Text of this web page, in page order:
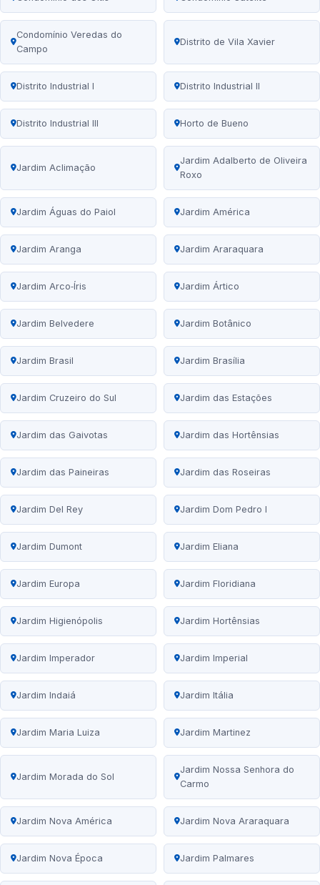
Condomínio Veredas do
Campo
Distrito de Vila Xavier
Distrito Industrial I Distrito Industrial II
Distrito Industrial III Horto de Bueno
Jardim Aclimação
Jardim Adalberto de Oliveira
Roxo
Jardim Águas do Paiol Jardim América
Jardim Aranga Jardim Araraquara
Jardim Arco‑Íris Jardim Ártico
Jardim Belvedere Jardim Botânico
Jardim Brasil Jardim Brasília
Jardim Cruzeiro do Sul Jardim das Estações
Jardim das Gaivotas Jardim das Hortênsias
Jardim das Paineiras Jardim das Roseiras
Jardim Del Rey Jardim Dom Pedro I
Jardim Dumont Jardim Eliana
Jardim Europa Jardim Floridiana
Jardim Higienópolis Jardim Hortênsias
Jardim Imperador Jardim Imperial
Jardim Indaiá Jardim Itália
Jardim Maria Luiza Jardim Martinez
Jardim Morada do Sol
Jardim Nossa Senhora do
Carmo
Jardim Nova América Jardim Nova Araraquara
Jardim Nova Época Jardim Palmares